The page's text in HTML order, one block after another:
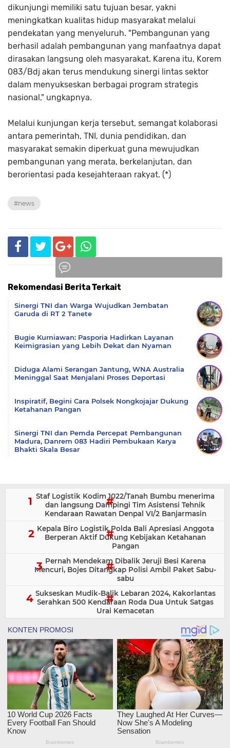
dikunjungi memiliki satu tujuan besar, yakni
meningkatkan kualitas hidup masyarakat melalui
pendekatan yang menyeluruh. "Pembangunan yang
berhasil adalah pembangunan yang manfaatnya dapat
dirasakan langsung oleh masyarakat. Karena itu, Korem
083/Bdj akan terus mendukung sinergi lintas sektor
dalam menyukseskan berbagai program strategis
nasional," ungkapnya.
Melalui kunjungan kerja tersebut, semangat kolaborasi
antara pemerintah, TNI, dunia pendidikan, dan
masyarakat semakin diperkuat guna mewujudkan
pembangunan yang merata, berkelanjutan, dan
berorientasi pada kesejahteraan rakyat. (*)
#news
Rekomendasi Berita Terkait
Sinergi TNI dan Warga Wujudkan Jembatan
Garuda di RT 2 Tanete
Bugie Kurniawan: Pasporia Hadirkan Layanan
Keimigrasian yang Lebih Dekat dan Nyaman
Diduga Alami Serangan Jantung, WNA Australia
Meninggal Saat Menjalani Proses Deportasi
Inspiratif, Begini Cara Polsek Nongkojajar Dukung
Ketahanan Pangan
Sinergi TNI dan Pemda Percepat Pembangunan
Madura, Danrem 083 Hadiri Pembukaan Karya
Bhakti Skala Besar
Staf Logistik Kodim 1022/Tanah Bumbu menerima
dan langsung Dampingi Tim Asistensi Tehnik
Kendaraan Rawatan Denpal VI/2 Banjarmasin
Kepala Biro Logistik Polda Bali Apresiasi Anggota
Berperan Aktif Dukung Kebijakan Ketahanan
Pangan
Pernah Mendekam Dibalik Jeruji Besi Karena
Mencuri, Bojes Ditangkap Polisi Ambil Paket Sabu-
sabu
Sukseskan Mudik-Balik Lebaran 2024, Kakorlantas
Serahkan 500 Kendaraan Roda Dua Untuk Satgas
Urai Kemacetan